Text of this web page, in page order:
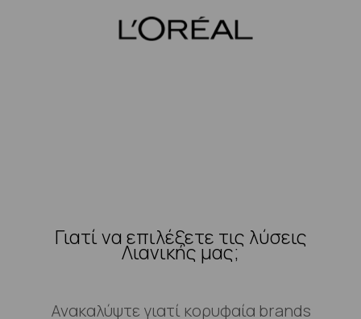
Γιατί να επιλέξετε τις λύσεις
Λιανικής μας;
Ανακαλύψτε γιατί κορυφαία brands